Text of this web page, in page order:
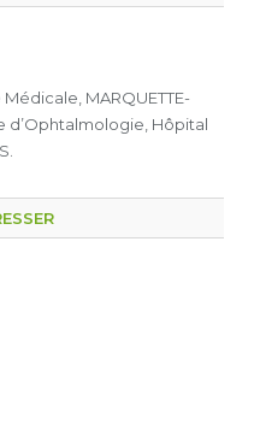
MARQUETTE-
d’Ophtalmologie, Hôpital